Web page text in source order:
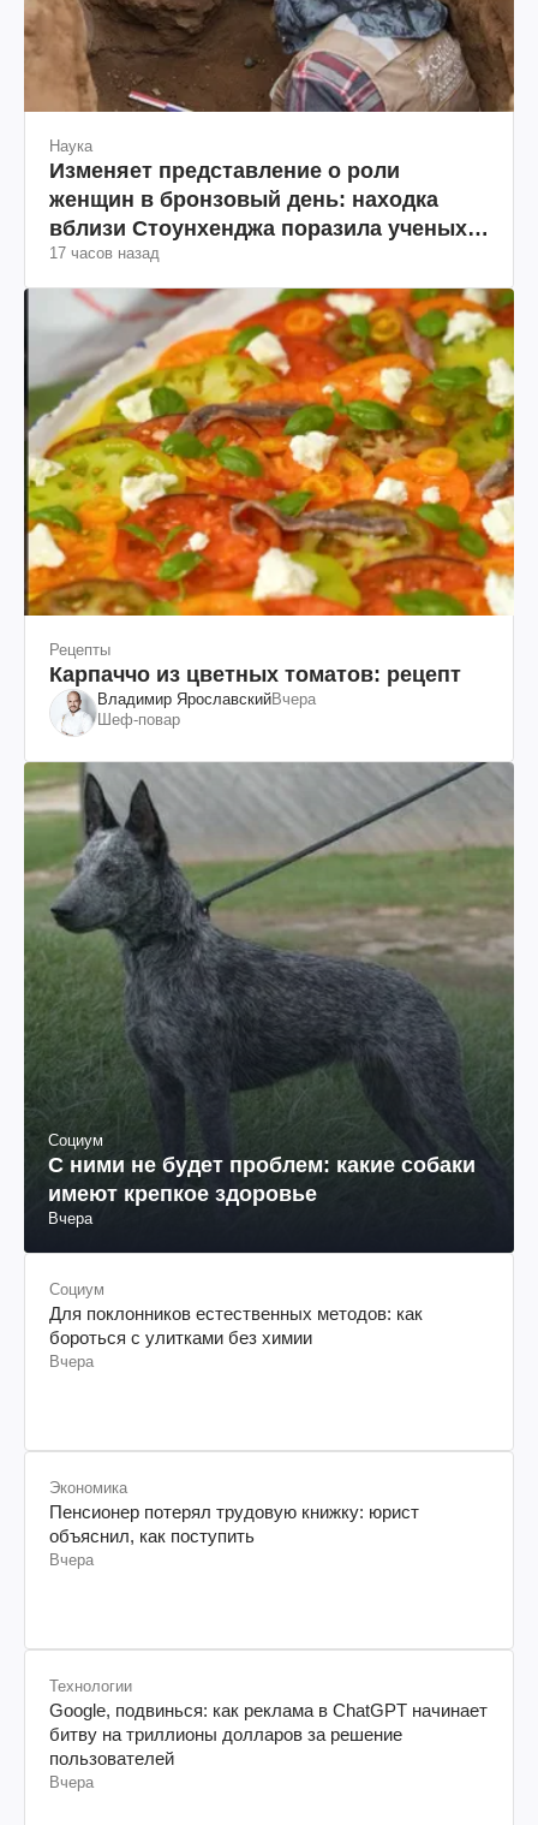
Наука
Изменяет представление о роли
женщин в бронзовый день: находка
вблизи Стоунхенджа поразила ученых
(фото)
17 часов назад
Рецепты
Карпаччо из цветных томатов: рецепт
Владимир ЯрославскийВчера
Шеф-повар
Социум
С ними не будет проблем: какие собаки
имеют крепкое здоровье
Вчера
Социум
Для поклонников естественных методов: как
бороться с улитками без химии
Вчера
Экономика
Пенсионер потерял трудовую книжку: юрист
объяснил, как поступить
Вчера
Технологии
Google, подвинься: как реклама в ChatGPT начинает
битву на триллионы долларов за решение
пользователей
Вчера